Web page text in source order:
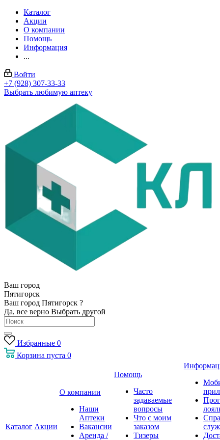
Каталог
Акции
О компании
Помощь
Информация
...
Войти
+7 (928) 307-33-33
Выбрать любимую аптеку
Ваш город
Пятигорск
Ваш город Пятигорск ?
Да, все верно Выбрать другой
Избранные 0
Корзина пуста 0
Каталог Акции
О компании
Наши
Аптеки
Вакансии
Аренда /
Помощь
Часто
задаваемые
вопросы
Что с моим
заказом
Тизеры